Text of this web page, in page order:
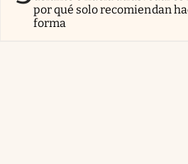
por qué solo recomiendan
forma